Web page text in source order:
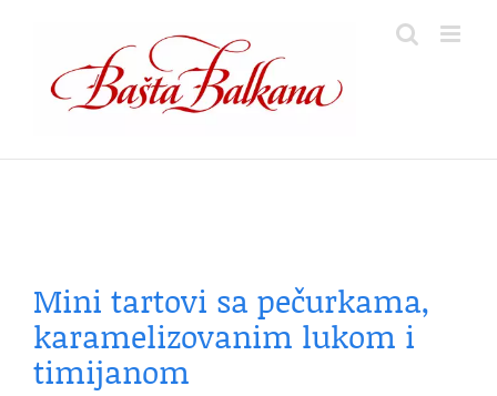
content
Mini tartovi sa pečurkama,
karamelizovanim lukom i
timijanom